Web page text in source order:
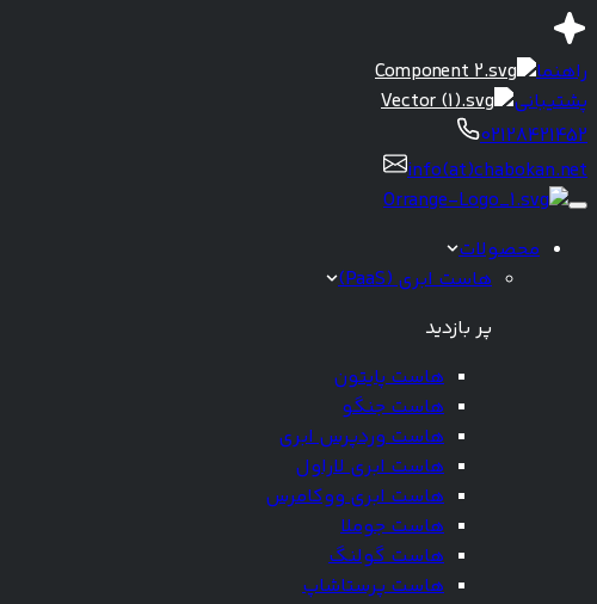
راهنما
پشتیبانی
02128421452
info(at)chabokan.net
محصولات
هاست ابری (PaaS)
پر بازدید
هاست پایتون
هاست جنگو
هاست وردپرس ابری
هاست ابری لاراول
هاست ابری ووکامرس
هاست جوملا
هاست گولنگ
هاست پرستاشاپ